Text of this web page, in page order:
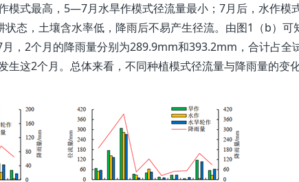
模式最高，5—7月水旱作模式径流量最小；7月后，水作模
态，土壤含水率低，降雨后不易产生径流。由图1（b）可
，2个月的降雨量分别为289.9mm和393.2mm，合计占全
生这2个月。总体来看，不同种植模式径流量与降雨量的变